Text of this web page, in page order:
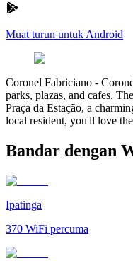
Muat turun untuk Android
Coronel Fabriciano -
parks, plazas, and cafes.
Praça da Estação, a
local resident, you'll love
Bandar dengan
Ipatinga
370 WiFi percuma